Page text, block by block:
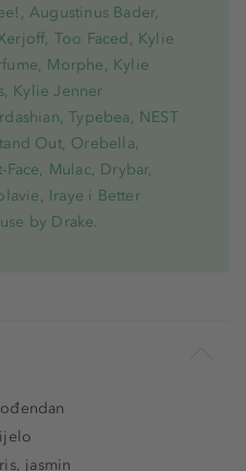
Augustinus Bader,
Too Faced, Kylie
Morphe, Kylie
Kylie Jenner
Typebea, NEST
Out, Orebella,
Mulac, Drybar,
Iraye i Better
by Drake.
jasmin